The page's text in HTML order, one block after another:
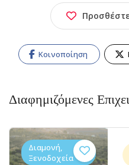
Κοινοποίηση
Διαφημιζόμενες
(1381)
Διαμονή,
Ξενοδοχεία